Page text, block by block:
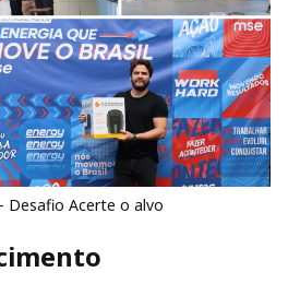
Desafio Acerte o alvo